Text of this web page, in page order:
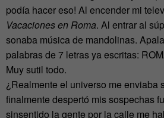
podía hacer eso! Al encender mi
Vacaciones en Roma. Al entrar al
sonaba música de mandolinas.
palabras de 7 letras ya escritas:
Muy sutil todo.
¿Realmente el universo me enviaba
finalmente despertó mis sospechas
sinsentido la gente por la calle me